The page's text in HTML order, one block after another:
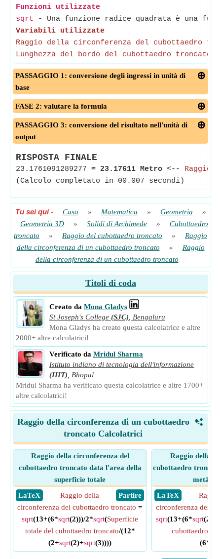
Funzioni utilizzate
sqrt - Una funzione radice quadrata è una
Variabili utilizzate
Raggio della circonferenza del cubottaedro
Lunghezza del bordo del cubottaedro troncato
PASSAGGIO 1: conversione degli ingressi in unità di
base
FASE 2: valutare la formula
PASSAGGIO 3: conversione del risultato nell'unità di
output
RISPOSTA FINALE
23.1761091289277 ≈ 23.17611 Metro <-- Raggio
(Calcolo completato in 00.007 secondi)
Tu sei qui- Casa » Matematica » Geometria
»
Geometria 3D
» Solidi di Archimede »
Cubottaedro
troncato
» Raggio del cubottaedro troncato »
Raggio
della circonferenza di un cubottaedro troncato
»
Raggio
della circonferenza di un cubottaedro troncato
Titoli di coda
Creato da Mona Gladys
St Joseph's College (SJC)
Bengaluru
Mona Gladys ha creato questa calcolatrice e altre
2000+ altre calcolatrici!
Verificato da Mridul Sharma
Istituto indiano di tecnologia dell'informazione
(IIIT)
Bhopal
Mridul Sharma ha verificato questa calcolatrice e altre 1700+
altre calcolatrici!
<
Raggio della circonferenza di un cubottaedro
troncato Calcolatrici
Raggio della circonferenza del
cubottaedro troncato data l'area della
superficie totale
​ LaTeX
​ Partire
Raggio della
circonferenza del cubottaedro troncato =
sqrt(13+(6*sqrt(2)))/2*sqrt(Superficie
totale del cubottaedro troncato/(12*
(2+sqrt(2)+sqrt(3))))
Raggio della
cubottaedro
metà
​ LaTeX
circonferenza del
sqrt(13+(6*sqrt(2)))*
cubottaedro
(6*